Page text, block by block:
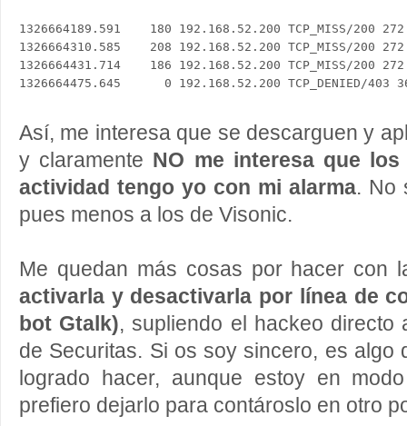
1326664189.591    180 192.168.52.200 TCP_MISS/
1326664310.585    208 192.168.52.200 TCP_MISS/
1326664431.714    186 192.168.52.200 TCP_MISS/
Así, me interesa que se descarguen y
y claramente NO me interesa que
actividad tengo yo con mi alarma. No
pues menos a los de Visonic.
Me quedan más cosas por hacer con
activarla y desactivarla por línea de
bot Gtalk), supliendo el hackeo directo
de Securitas. Si os soy sincero, es algo
logrado hacer, aunque estoy en
prefiero dejarlo para contároslo en otro